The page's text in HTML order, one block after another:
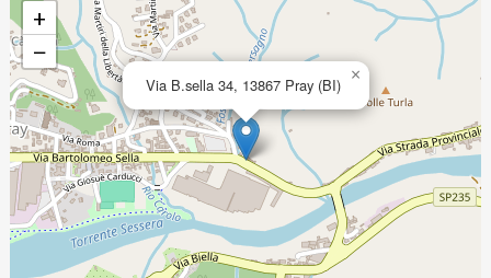
Via B.sella 34, 13867 Pray (BI) ×
+
−